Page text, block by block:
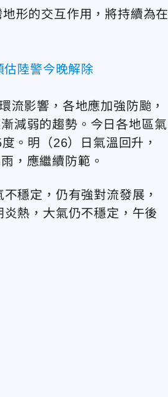
形的交互作用，將持續為在
陸警今晚解除
流影響，各地應加強防颱，
減弱的趨勢。今日各地區氣
。明（26）日氣溫回升，
，應繼續防範。
穩定，仍有強對流發展，
熱，大氣仍不穩定，午後